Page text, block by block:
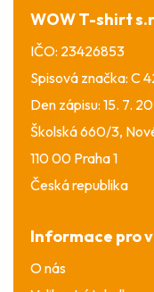
WOW T-shirt
IČO: 23426853
Spisová značka: C
Den zápisu: 15. 7.
Školská 660/3,
110 00 Praha 1
Česká republika
Informace pro
O nás